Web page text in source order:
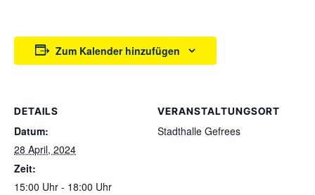
Zum Kalender hinzufügen
DETAILS
Datum:
28 April, 2024
Zeit:
15:00 Uhr - 18:00 Uhr
VERANSTALTUNGSORT
Stadthalle Gefrees